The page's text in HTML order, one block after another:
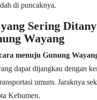
di puncaknya.
Sering
Wayang
menuju Gunung
dapat dijangkau dengan
umum. Jaraknya
Kebumen.